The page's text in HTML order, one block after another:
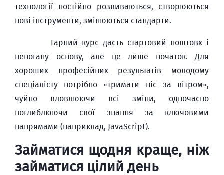
технології постійно розвиваються, створюються
нові інструменти, змінюються стандарти.
Гарний курс дасть стартовий поштовх і
непогану основу, але це лише початок. Для
хороших професійних результатів молодому
спеціалісту потрібно «тримати ніс за вітром»,
чуйно вловлюючи всі зміни, одночасно
поглиблюючи свої знання за ключовими
напрямами (наприклад, JavaScript).
Займатися щодня краще, ніж
займатися цілий день